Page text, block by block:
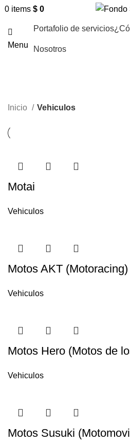
0 items $ 0
Menu
Portafolio de servicios
Nosotros
Inicio Vehiculos
Motai
Vehiculos
Motos AKT (Motoracing)
Vehiculos
Motos Hero (Motos de
Vehiculos
Motos Susuki